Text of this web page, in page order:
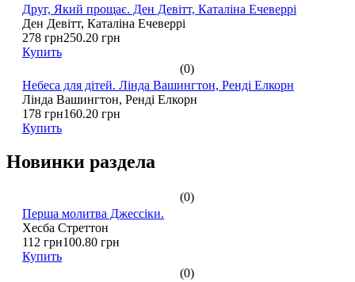
Друг, Який прощає. Ден Девітт, Каталіна Ечеверрі
Ден Девітт, Каталіна Ечеверрі
278 грн250.20 грн
Купить
(0)
Небеса для дітей. Лінда Вашингтон, Ренді Елкорн
Лінда Вашингтон, Ренді Елкорн
178 грн160.20 грн
Купить
Новинки раздела
(0)
Перша молитва Джессіки.
Хесба Стреттон
112 грн100.80 грн
Купить
(0)